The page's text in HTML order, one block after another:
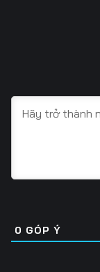
Tập 25
Tập 31
Tập 37
0 GÓP Ý